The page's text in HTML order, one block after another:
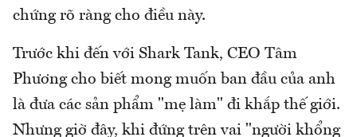
chứng rõ ràng cho điều này.
Trước khi đến với Shark Tank, CEO Tâm
Phương cho biết mong muốn ban đầu của anh
là đưa các sản phẩm "mẹ làm" đi khắp thế giới.
Nhưng giờ đây, khi đứng trên vai "người khổng